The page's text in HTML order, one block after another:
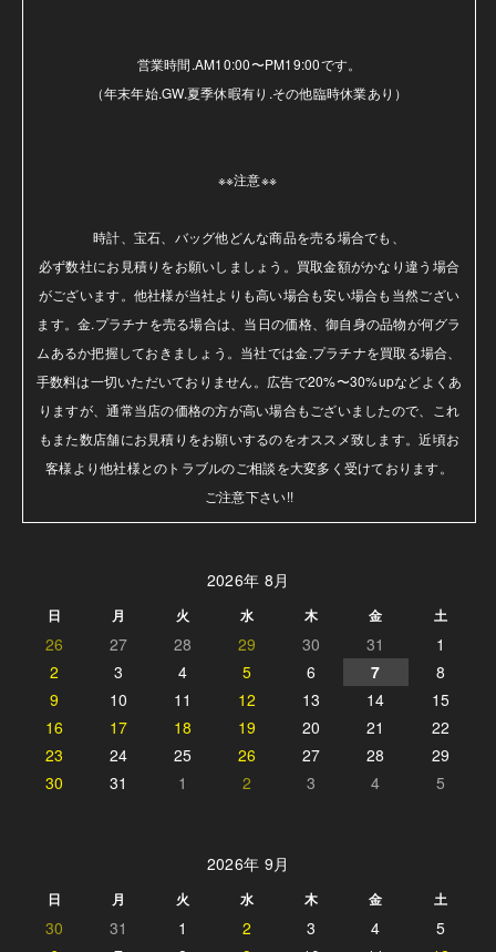
営業時間.AM10:00〜PM19:00です。
（年末年始.GW.夏季休暇有り.その他臨時休業あり）
※※注意※※
時計、宝石、バッグ他どんな商品を売る場合でも、
必ず数社にお見積りをお願いしましょう。買取金額がかなり違う場合
がございます。他社様が当社よりも高い場合も安い場合も当然ござい
ます。金.プラチナを売る場合は、当日の価格、御自身の品物が何グラ
ムあるか把握しておきましょう。当社では金.プラチナを買取る場合、
手数料は一切いただいておりません。広告で20%〜30%upなどよくあ
りますが、通常当店の価格の方が高い場合もございましたので、これ
もまた数店舗にお見積りをお願いするのをオススメ致します。近頃お
客様より他社様とのトラブルのご相談を大変多く受けております。
ご注意下さい!!
2026年 8月
日 月 火 水 木 金 土
26 27 28 29 30 31
1
2
3 4 5 6 7
8
9
10 11 12 13 14
15
16
17 18 19 20 21
22
23
24 25 26 27 28
29
30
31 1 2 3 4 5
2026年 9月
日 月 火 水 木 金 土
30 31 1 2 3 4
5